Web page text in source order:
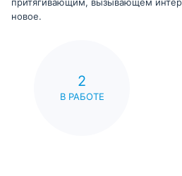
притягивающим, вызывающем
новое.
2
В РАБОТЕ